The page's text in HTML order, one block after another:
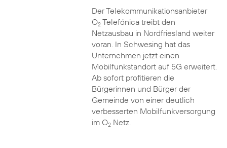
Der Telekommunikationsanbieter
O2Telefónica treibt den
Netzausbau in Nordfriesland weiter
voran. In Schwesing hat das
Unternehmen jetzt einen
Mobilfunkstandort auf 5G erweitert.
Ab sofort profitieren die
Bürgerinnen und Bürger der
Gemeinde von einer deutlich
verbesserten Mobilfunkversorgung
im O2Netz.